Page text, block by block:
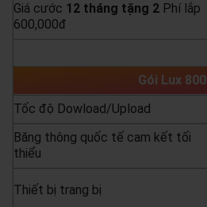
Giá cước 12 tháng tặng 2 Phí lắp
600,000đ
Gói Lux 800
Tốc độ Dowload/Upload
Băng thông quốc tế cam kết tối
thiểu
Thiết bị trang bị